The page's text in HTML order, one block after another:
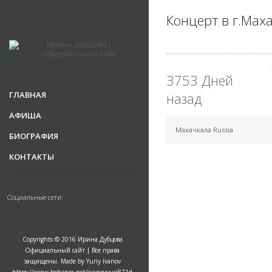
ГЛАВНАЯ
АФИША
БИОГРАФИЯ
КОНТАКТЫ
Социальные сети:
Copyrights © 2016 Ирина Дубцова
Официальный сайт | Все права
защищены. Made by Yuriy Ivanov
Концерт в
3753 Дней
назад
Махачкала Russia